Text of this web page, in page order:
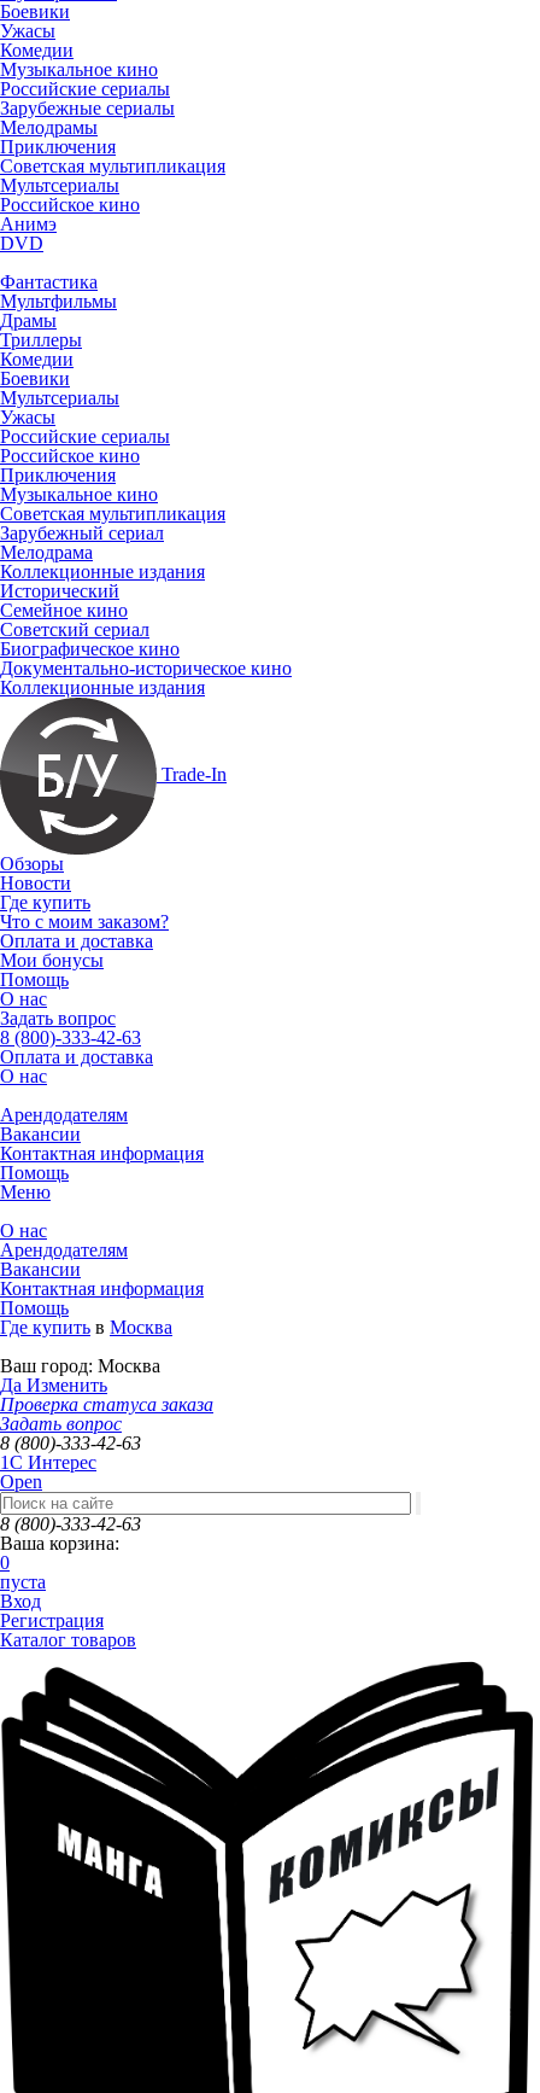
Боевики
Ужасы
Комедии
Музыкальное кино
Российские сериалы
Зарубежные сериалы
Мелодрамы
Приключения
Советская мультипликация
Мультсериалы
Российское кино
Анимэ
DVD
Фантастика
Мультфильмы
Драмы
Триллеры
Комедии
Боевики
Мультсериалы
Ужасы
Российские сериалы
Российское кино
Приключения
Музыкальное кино
Советская мультипликация
Зарубежный сериал
Мелодрама
Коллекционные издания
Исторический
Семейное кино
Советский сериал
Биографическое кино
Документально-историческое кино
Коллекционные издания
Trade-In
Обзоры
Новости
Где купить
Что с моим заказом?
Оплата и доставка
Мои бонусы
Помощь
О нас
Задать вопрос
8 (800)-333-42-63
Оплата и доставка
О нас
Арендодателям
Вакансии
Контактная информация
Помощь
Меню
О нас
Арендодателям
Вакансии
Контактная информация
Помощь
Где купить в Москва
Ваш город: Москва
Да Изменить
Проверка статуса заказа
Задать вопрос
8 (800)-333-42-63
1C Интерес
Open
8 (800)-333-42-63
Ваша корзина:
0
пуста
Вход
Регистрация
Каталог товаров